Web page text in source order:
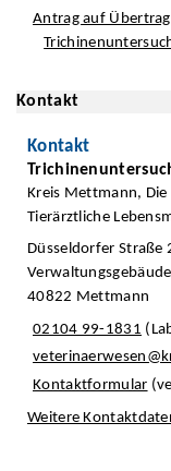
Antrag auf
Kontakt
Kontakt
Kreis Mettmann, Die
Tierärztliche
Düsseldorfer Straße
40822 Mettmann
02104 99-1831
Kontaktformular
Weitere